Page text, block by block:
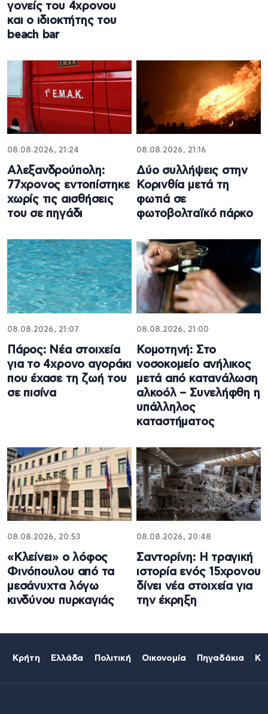
γονείς του 4χρονου
και ο ιδιοκτήτης του
beach bar
08.08.2026, 21:24
Αλεξανδρούπολη:
77χρονος εντοπίστηκε
χωρίς τις αισθήσεις
του σε πηγάδι
08.08.2026, 21:16
Δύο συλλήψεις στην
Κορινθία μετά τη
φωτιά σε
φωτοβολταϊκό πάρκο
08.08.2026, 21:07
Πάρος: Νέα στοιχεία
για το 4χρονο αγοράκι
που έχασε τη ζωή του
σε πισίνα
08.08.2026, 21:00
Κομοτηνή: Στο
νοσοκομείο ανήλικος
μετά από κατανάλωση
αλκοόλ – Συνελήφθη η
υπάλληλος
καταστήματος
08.08.2026, 20:53
«Κλείνει» ο λόφος
Φινόπουλου από τα
μεσάνυχτα λόγω
κινδύνου πυρκαγιάς
08.08.2026, 20:48
Σαντορίνη: Η τραγική
ιστορία ενός 15χρονου
δίνει νέα στοιχεία για
την έκρηξη
Κρήτη Ελλάδα Πολιτική Οικονομία Πηγαδάκια